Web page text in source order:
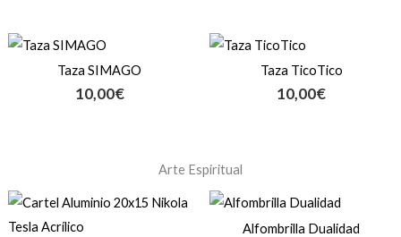
Taza SIMAGO
10,00€
Taza TicoTico
10,00€
Arte Espiritual
Alfombrilla Dualidad